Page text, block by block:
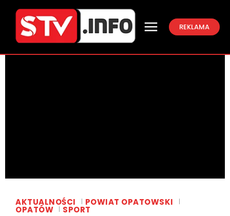
REKLAMA
AKTUALNOŚCI POWIAT OPATOWSKI
OPATÓW SPORT